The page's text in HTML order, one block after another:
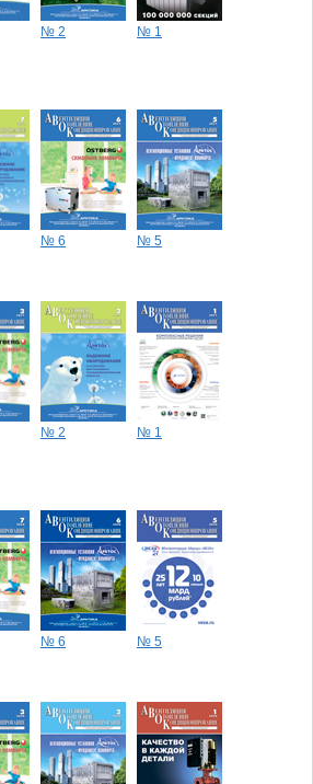
№ 2 № 1
№ 6 № 5
№ 2 № 1
№ 6 № 5